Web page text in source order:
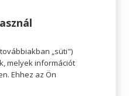
érdekesebbé tegyük.
is a gyümölcsöt,
„süti")
melyek információt
Ehhez az Ön